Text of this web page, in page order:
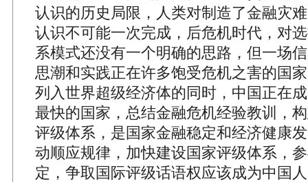
认识的历史局限，人类对制造了金融灾
认识不可能一次完成，后危机时代，对
系模式还没有一个明确的思路，但一场
思潮和实践正在许多饱受危机之害的国
列入世界超级经济体的同时，中国正在
最快的国家，总结金融危机经验教训，
评级体系，是国家金融稳定和经济健康
动顺应规律，加快建设国家评级体系，
定，争取国际评级话语权应该成为中国